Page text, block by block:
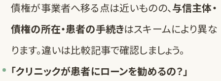
債権が事業者へ移る点は近いものの、与信主体・
債権の所在・患者の手続きはスキームにより異な
ります。違いは比較記事で確認しましょう。
「クリニックが患者にローンを勧めるの？」